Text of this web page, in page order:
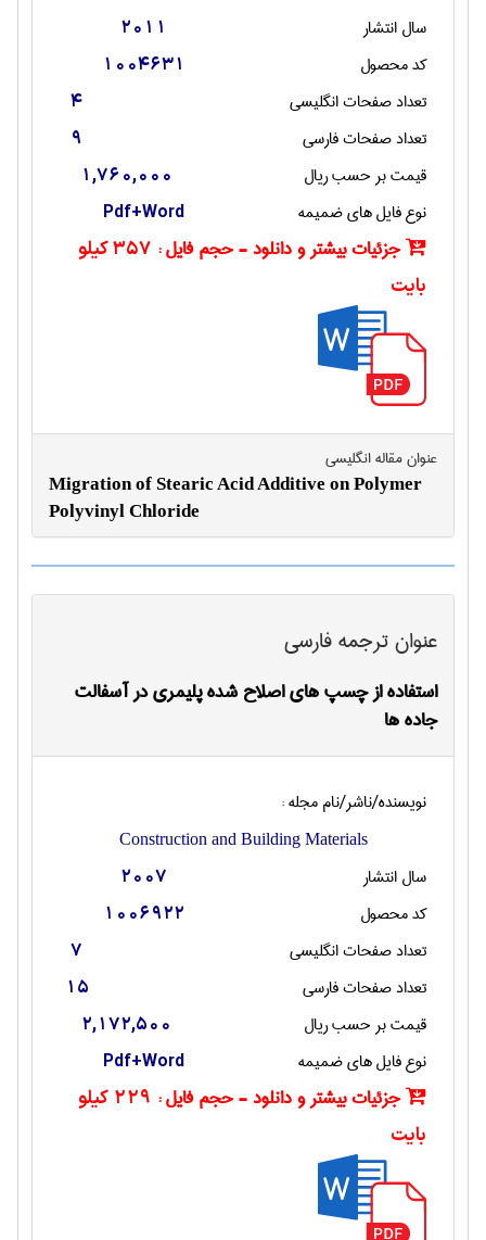
سال انتشار 2011
کد محصول 1004631
تعداد صفحات انگليسی 4
تعداد صفحات فارسی 9
قیمت بر حسب ریال 1,760,000
نوع فایل های ضمیمه Pdf+Word
جزئیات بیشتر و دانلود - حجم فایل :
357 کیلو
بایت
عنوان مقاله انگليسی
Migration of Stearic Acid Additive on Polymer
Polyvinyl Chloride
عنوان ترجمه فارسی
استفاده از چسپ های اصلاح شده پلیمری در آسفالت
جاده ها
نویسنده/ناشر/نام مجله :
Construction and Building Materials
سال انتشار 2007
کد محصول 1006922
تعداد صفحات انگليسی 7
تعداد صفحات فارسی 15
قیمت بر حسب ریال 2,172,500
نوع فایل های ضمیمه Pdf+Word
جزئیات بیشتر و دانلود - حجم فایل :
229 کیلو
بایت